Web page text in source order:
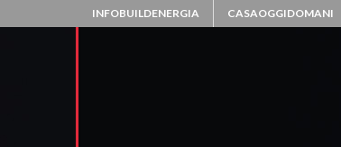
INFOBUILDENERGIA CASAOGGIDOMANI